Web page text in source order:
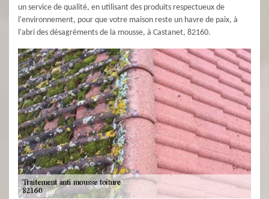
un service de qualité, en utilisant des produits respectueux de
l'environnement, pour que votre maison reste un havre de paix, à
l'abri des désagréments de la mousse, à Castanet, 82160.